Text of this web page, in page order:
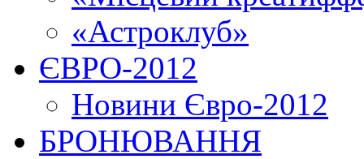
«Астроклуб»
ЄВРО-2012
Новини Євро-2012
БРОНЮВАННЯ